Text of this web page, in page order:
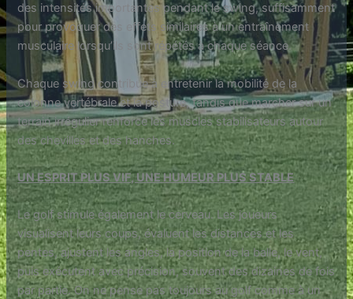
des intensités importantes pendant le swing, suffisamment
pour provoquer des effets similaires à un entraînement
musculaire lorsqu’ils sont répétés à chaque séance.
Chaque swing contribue à entretenir la mobilité de la
colonne vertébrale et la posture, tandis que marcher sur un
terrain irrégulier renforce les muscles stabilisateurs autour
des chevilles et des hanches.
UN ESPRIT PLUS VIF, UNE HUMEUR PLUS STABLE
Le golf stimule également le cerveau. Les joueurs
visualisent leurs coups, évaluent les distances et les
pentes, ajustent les angles, la position de la balle, le vent,
puis exécutent avec précision, souvent des dizaines de fois
par partie. On ne pense pas toujours au golf comme à un